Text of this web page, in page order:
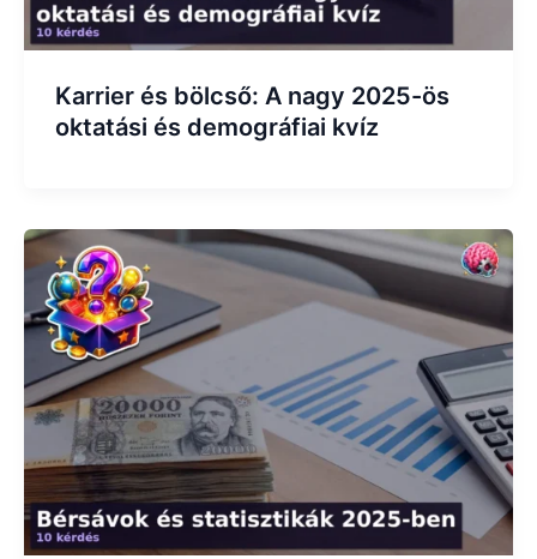
Karrier és bölcső: A nagy 2025-ös
oktatási és demográfiai kvíz